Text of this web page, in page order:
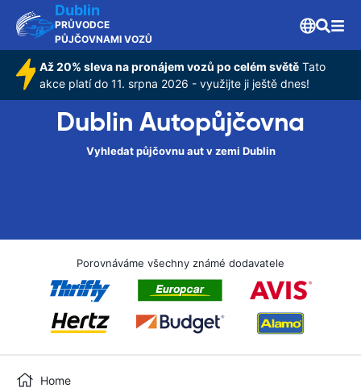
Dublin
PRŮVODCE
PŮJČOVNAMI VOZŮ
Až 20% sleva na pronájem vozů po celém světě Tato
akce platí do 11. srpna 2026 - využijte ji ještě dnes!
Dublin Autopůjčovna
Vyhledat půjčovnu aut v zemi Dublin
Porovnáváme všechny známé dodavatele
Home